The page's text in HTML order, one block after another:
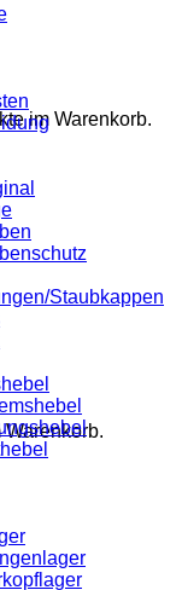
im Warenkorb.
Staubkappen